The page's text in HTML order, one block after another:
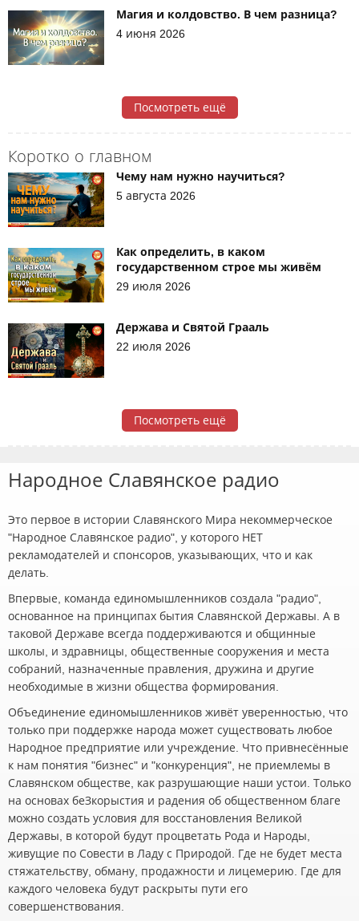
Коротко о главном
Чему нам нужно научиться?
5 августа 2026
Как определить, в каком
государственном строе мы живём
29 июля 2026
Держава и Святой Грааль
22 июля 2026
Посмотреть ещё
Магия и колдовство. В чем разница?
4 июня 2026
Посмотреть ещё
Народное Славянское радио
Это первое в истории Славянского Мира некоммерческое
"Народное Славянское радио", у которого НЕТ
рекламодателей и спонсоров, указывающих, что и как
делать.
Впервые, команда единомышленников создала "радио",
основанное на принципах бытия Славянской Державы. А в
таковой Державе всегда поддерживаются и общинные
школы, и здравницы, общественные сооружения и места
собраний, назначенные правления, дружина и другие
необходимые в жизни общества формирования.
Объединение единомышленников живёт уверенностью, что
только при поддержке народа может существовать любое
Народное предприятие или учреждение. Что привнесённые
к нам понятия "бизнес" и "конкуренция", не приемлемы в
Славянском обществе, как разрушающие наши устои. Только
на основах беЗкорыстия и радения об общественном благе
можно создать условия для восстановления Великой
Державы, в которой будут процветать Рода и Народы,
живущие по Совести в Ладу с Природой. Где не будет места
стяжательству, обману, продажности и лицемерию. Где для
каждого человека будут раскрыты пути его
совершенствования.